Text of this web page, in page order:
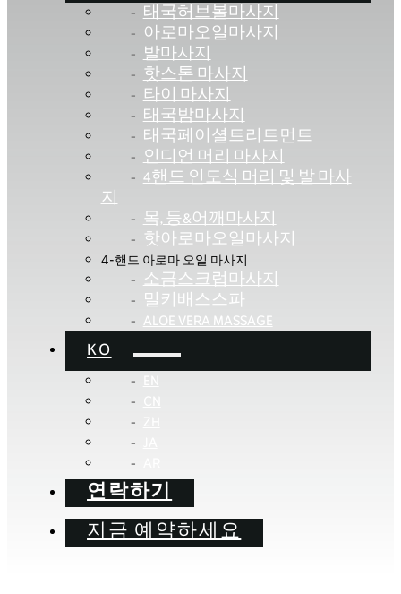
태국허브볼마사지
아로마오일마사지
발마사지
핫스톤 마사지
타이 마사지
태국밤마사지
태국페이셜트리트먼트
인디언 머리 마사지
4핸드 인도식 머리 및 발 마사
지
목, 등&어깨마사지
핫아로마오일마사지
4-핸드 아로마 오일 마사지
소금스크럽마사지
밀키배스스파
ALOE VERA MASSAGE
KO
EN
연락하기
지금 예약하세요